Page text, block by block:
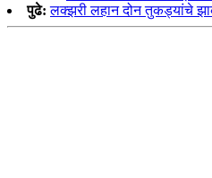
पुढे: लक्झरी लहान दोन तुकड्यांचे